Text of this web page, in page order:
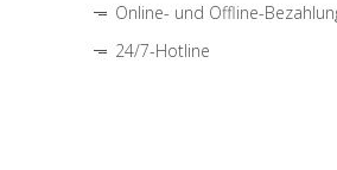
Online- und Offline-
24/7-Hotline